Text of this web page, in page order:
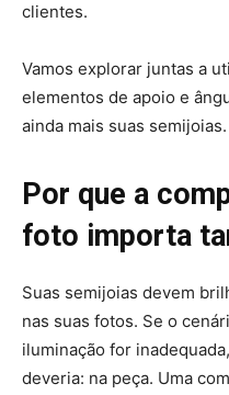
clientes.
Vamos explorar juntas a
elementos de apoio e
ainda mais suas semijoias.
Por que a
foto importa
Suas semijoias devem
nas suas fotos. Se o
iluminação for
deveria: na peça. Uma